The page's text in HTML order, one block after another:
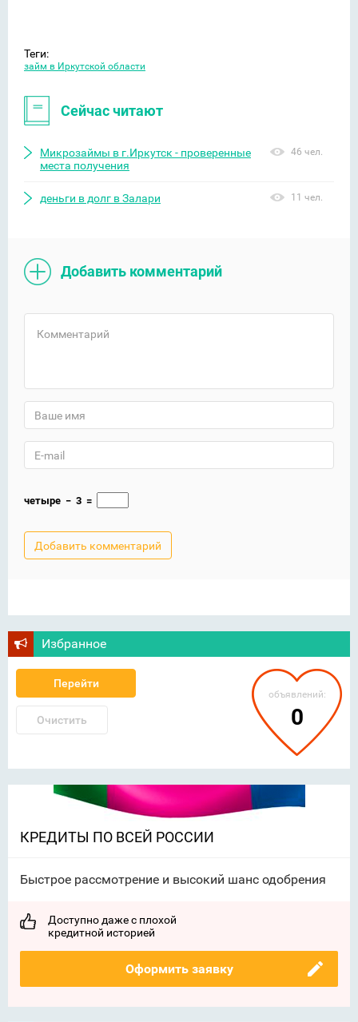
Теги:
займ в Иркутской области
Сейчас читают
Микрозаймы в г.Иркутск - проверенные
места получения
46 чел.
деньги в долг в Залари 11 чел.
Добавить комментарий
четыре − 3 =
Избранное
Перейти
Очистить
объявлений:
0
КРЕДИТЫ ПО ВСЕЙ РОССИИ
Быстрое рассмотрение и высокий шанс одобрения
Доступно даже с плохой
кредитной историей
Оформить заявку